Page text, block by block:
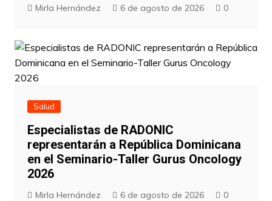
Mirla Hernández 6 de agosto de 2026 0
Salud
Especialistas de RADONIC
representarán a República Dominicana
en el Seminario-Taller Gurus Oncology
2026
Mirla Hernández 6 de agosto de 2026 0